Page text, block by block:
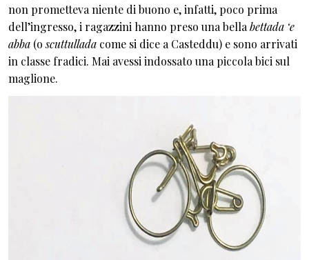
non prometteva niente di buono e, infatti, poco prima
dell’ingresso, i ragazzini hanno preso una bella bettada ‘e
abba (oscuttullada come si dice a Casteddu) e sono arrivati
in classe fradici. Mai avessi indossato una piccola bici sul
maglione.